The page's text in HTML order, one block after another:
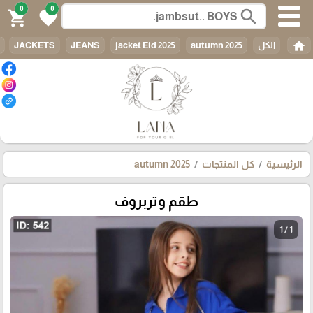
search
0
favorite
0
shopping_cart
home الكل JACKETS JEANS jacket Eid 2025 autumn 2025
الرئيسية كل المنتجات autumn 2025
طقم وتربروف
1 / 1